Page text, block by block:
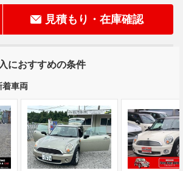
見積もり・在庫確認
におすすめの条件
着車両